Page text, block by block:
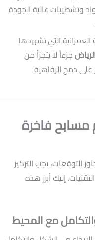
وتشطيبات عالية الجودة
التي تشهدها
جزءاً لا يتجزأ من
على دمج الرفاهية
فاخرة
التوقعات، يجب التركيز
إليك أبرز هذه